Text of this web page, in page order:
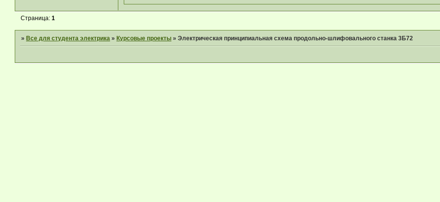
Страница:1
» Все для студента электрика » Курсовые проекты »Электрическая принципиальная схема продольно-шлифовального станка 3Б72